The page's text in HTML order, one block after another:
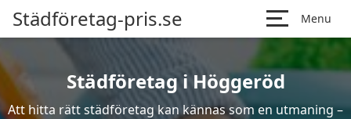
Städföretag-pris.se Menu
Städföretag i Höggeröd
Att hitta rätt städföretag kan kännas som en utmaning –